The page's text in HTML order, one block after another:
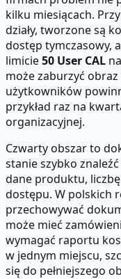
kilku miesiącach.
działy, tworzone są
dostęp tymczasowy,
limicie50 User CAL
może zaburzyć
użytkowników
przykład raz na
organizacyjnej.
Czwarty obszar to
stanie szybko
dane produktu,
dostępu. W polskich
przechowywać
może mieć
wymagać raportu
w jednym miejscu,
się do pełniejszego